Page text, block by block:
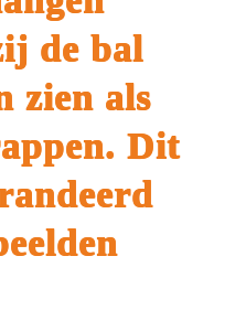
de bal
zien als
Dit